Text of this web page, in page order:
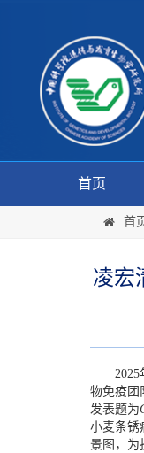
首页
首
凌宏
2025年
物免疫团
发表题为
小麦条锈
景图，为